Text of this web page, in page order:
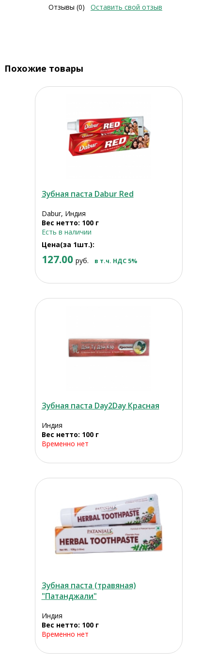
Отзывы (0) Оставить свой отзыв
Похожие товары
Зубная паста Dabur Red
Dabur, Индия
Вес нетто: 100 г
Есть в наличии
Цена(за 1шт.):
127.00 руб. в т.ч. НДС 5%
Зубная паста Day2Day Красная
Индия
Вес нетто: 100 г
Временно нет
Зубная паста (травяная)
"Патанджали"
Индия
Вес нетто: 100 г
Временно нет